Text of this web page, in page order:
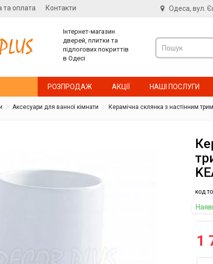
та оплата Контакти Одеса, вул.
Інтернет-магазин
дверей, плитки та
підлогових покриттів
в Одесі
РОЗПРОДАЖ АКЦІЇ НАШІ ПОСЛУГИ
Аксесуари для ванної кімнати Керамічна склянка з настінним
код
1